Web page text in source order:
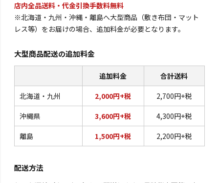
店内全品送料・代金引換手数料無料
※北海道・九州・沖縄・離島へ大型商品（敷き布団・マット
レス等）をお届けの場合、追加料金が必要となります。
大型商品配送の追加料金
追加料金 合計送料
北海道・九州 2,000円+税 2,700円+税
沖縄県 3,600円+税 4,300円+税
離島 1,500円+税 2,200円+税
配送方法